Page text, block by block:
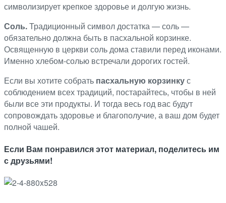
символизирует крепкое здоровье и долгую жизнь.
Соль.Традиционный символ достатка — соль —
обязательно должна быть в пасхальной корзинке.
Освященную в церкви соль дома ставили перед иконами.
Именно хлебом-солью встречали дорогих гостей.
Если вы хотите собрать пасхальную корзинкус
соблюдением всех традиций, постарайтесь, чтобы в ней
были все эти продукты. И тогда весь год вас будут
сопровождать здоровье и благополучие, а ваш дом будет
полной чашей.
Если Вам понравился этот материал, поделитесь им
с друзьями!